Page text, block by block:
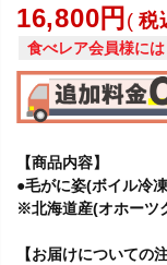
16,800 税
食べレア会員様には
【商品内容】
●毛がに姿(ボイル冷
※北海道産(オホーツ
【お届けについての